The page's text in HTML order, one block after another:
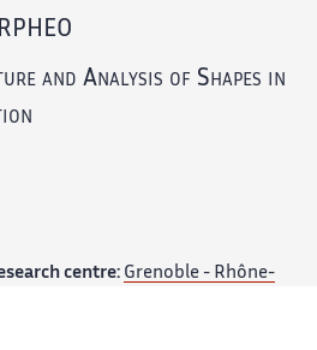
and Analysis of Shapes in
centre: Grenoble - Rhône-